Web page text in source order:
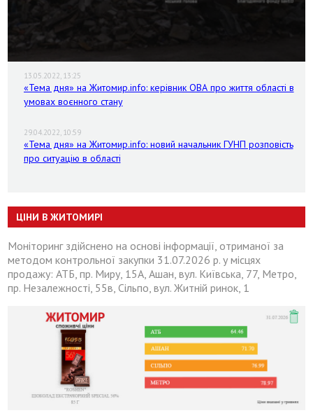
13.05.2022, 13:25
«Тема дня» на Житомир.info: керівник ОВА про життя області в
умовах воєнного стану
29.04.2022, 10:59
«Тема дня» на Житомир.info: новий начальник ГУНП розповість
про ситуацію в області
ЦІНИ В ЖИТОМИРІ
Моніторинг здійснено на основі інформації, отриманої за
методом контрольної закупки 31.07.2026 р. у місцях
продажу: АТБ, пр. Миру, 15А, Ашан, вул. Київська, 77, Метро,
пр. Незалежності, 55в, Сільпо, вул. Житній ринок, 1